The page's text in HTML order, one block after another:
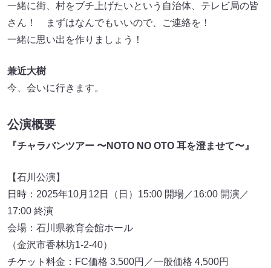
一緒に街、村をブチ上げたいという自治体、テレビ局の皆
さん！ まずはなんでもいいので、ご連絡を！
一緒に思い出を作りましょう！
兼近大樹
今、会いに行きます。
公演概要
『チャラバンツアー 〜NOTO NO OTO 耳を澄ませて〜』
【石川公演】
日時：2025年10月12日（日）15:00 開場／16:00 開演／
17:00 終演
会場：石川県教育会館ホール
（金沢市香林坊1-2-40）
チケット料金：FC価格 3,500円／一般価格 4,500円